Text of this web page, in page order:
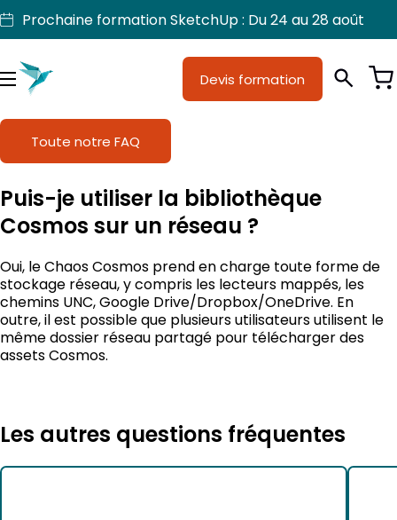
Aller
au
contenu
Prochaine formation SketchUp : Du 24 au 28 août
MenuJe suis
Licences SketchUp
Nos produits
Devis formation
Toute notre FAQ
Puis-je utiliser la bibliothèque
Cosmos sur un réseau ?
Oui, le Chaos Cosmos prend en charge toute forme de
stockage réseau, y compris les lecteurs mappés, les
chemins UNC, Google Drive/Dropbox/OneDrive. En
outre, il est possible que plusieurs utilisateurs utilisent le
même dossier réseau partagé pour télécharger des
assets Cosmos.
Les autres questions fréquentes